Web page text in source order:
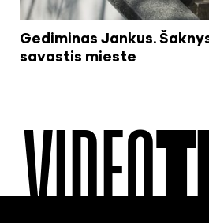
Gediminas Jankus.
savastis mieste
VIDEO